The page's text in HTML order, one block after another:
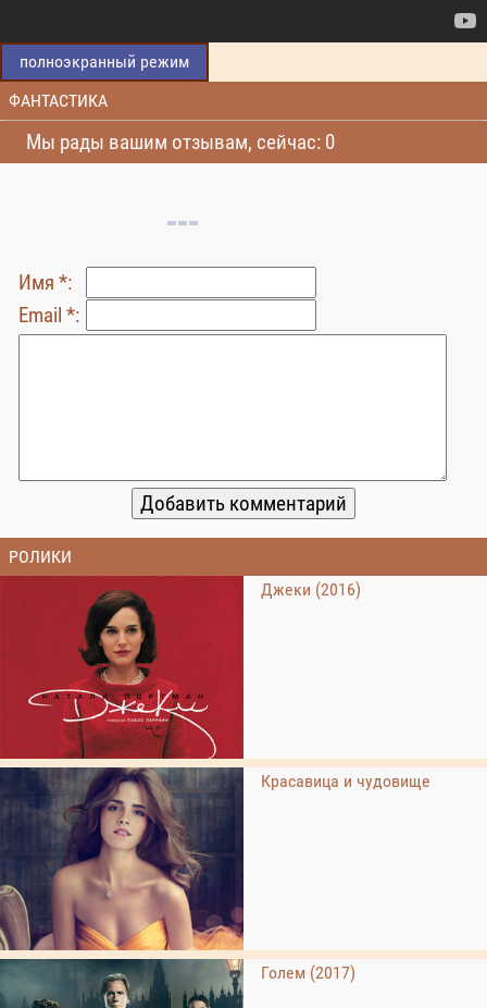
полноэкранный режим
ФАНТАСТИКА
Мы рады вашим отзывам, сейчас: 0
Имя *:
Email *:
РОЛИКИ
Джеки (2016)
Красавица и чудовище
Голем (2017)